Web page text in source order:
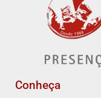
Conheça